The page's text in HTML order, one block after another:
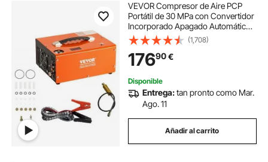
VEVOR Compresor de Aire PCP
Portátil de 30 MPa con Convertidor
Incorporado Apagado Automático
CC 12V/CA 230V Motor de 300W
Bomba de Tanque de Paintball sin
Aceite para Pistola de Aire, Tanque
de Buceo
(1,708)
17690€
Disponible
Entrega:tan pronto como Mar.
Ago. 11
Añadir al carrito